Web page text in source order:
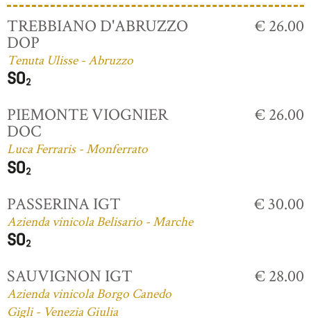
TREBBIANO D'ABRUZZO
DOP
Tenuta Ulisse - Abruzzo
€ 26.00
PIEMONTE VIOGNIER
DOC
Luca Ferraris - Monferrato
€ 26.00
PASSERINA IGT
Azienda vinicola Belisario - Marche
€ 30.00
SAUVIGNON IGT
Azienda vinicola Borgo Canedo
Gigli - Venezia Giulia
€ 28.00